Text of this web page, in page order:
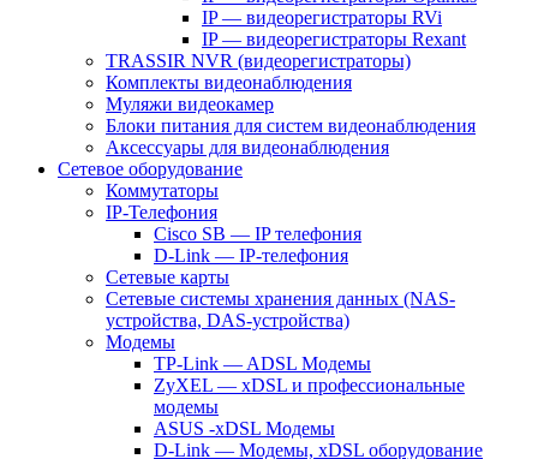
IP — видеорегистраторы RVi
IP — видеорегистраторы Rexant
TRASSIR NVR (видеорегистраторы)
Комплекты видеонаблюдения
Муляжи видеокамер
Блоки питания для систем видеонаблюдения
Аксессуары для видеонаблюдения
Сетевое оборудование
Коммутаторы
IP-Телефония
Cisco SB — IP телефония
D-Link — IP-телефония
Сетевые карты
Сетевые системы хранения данных (NAS-
устройства, DAS-устройства)
Модемы
TP-Link — ADSL Модемы
ZyXEL — xDSL и профессиональные
модемы
ASUS -xDSL Модемы
D-Link — Модемы, xDSL оборудование